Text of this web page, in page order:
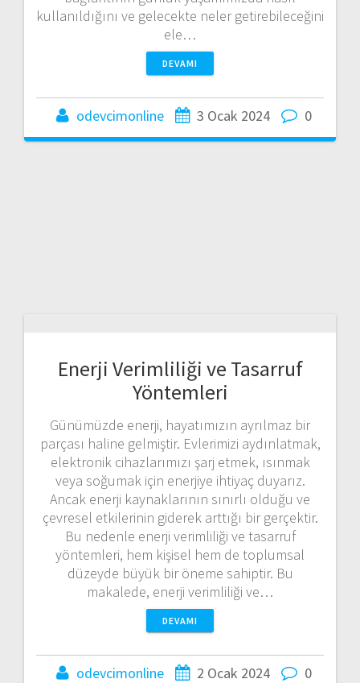
kullanıldığını ve gelecekte neler getirebileceğini
ele…
DEVAMI
odevcimonline 3 Ocak 2024 0
Enerji Verimliliği ve Tasarruf
Yöntemleri
Günümüzde enerji, hayatımızın ayrılmaz bir
parçası haline gelmiştir. Evlerimizi aydınlatmak,
elektronik cihazlarımızı şarj etmek, ısınmak
veya soğumak için enerjiye ihtiyaç duyarız.
Ancak enerji kaynaklarının sınırlı olduğu ve
çevresel etkilerinin giderek arttığı bir gerçektir.
Bu nedenle enerji verimliliği ve tasarruf
yöntemleri, hem kişisel hem de toplumsal
düzeyde büyük bir öneme sahiptir. Bu
makalede, enerji verimliliği ve…
DEVAMI
odevcimonline 2 Ocak 2024 0